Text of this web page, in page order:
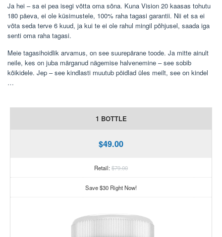
Ja hei – sa ei pea isegi võtta oma sõna. Kuna Vision 20 kaasas tohutu
180 päeva, ei ole küsimustele, 100% raha tagasi garantii. Nii et sa ei
võta seda terve 6 kuud, ja kui te ei ole rahul mingil põhjusel, saada iga
senti oma raha tagasi.
Meie tagasihoidlik arvamus, on see suurepärane toode. Ja mitte ainult
neile, kes on juba märganud nägemise halvenemine – see sobib
kõikidele. Jep – see kindlasti muutub pöidlad üles meilt, see on kindel
…
1 BOTTLE
$49.00
Retail:$79.00
Save $30 Right Now!